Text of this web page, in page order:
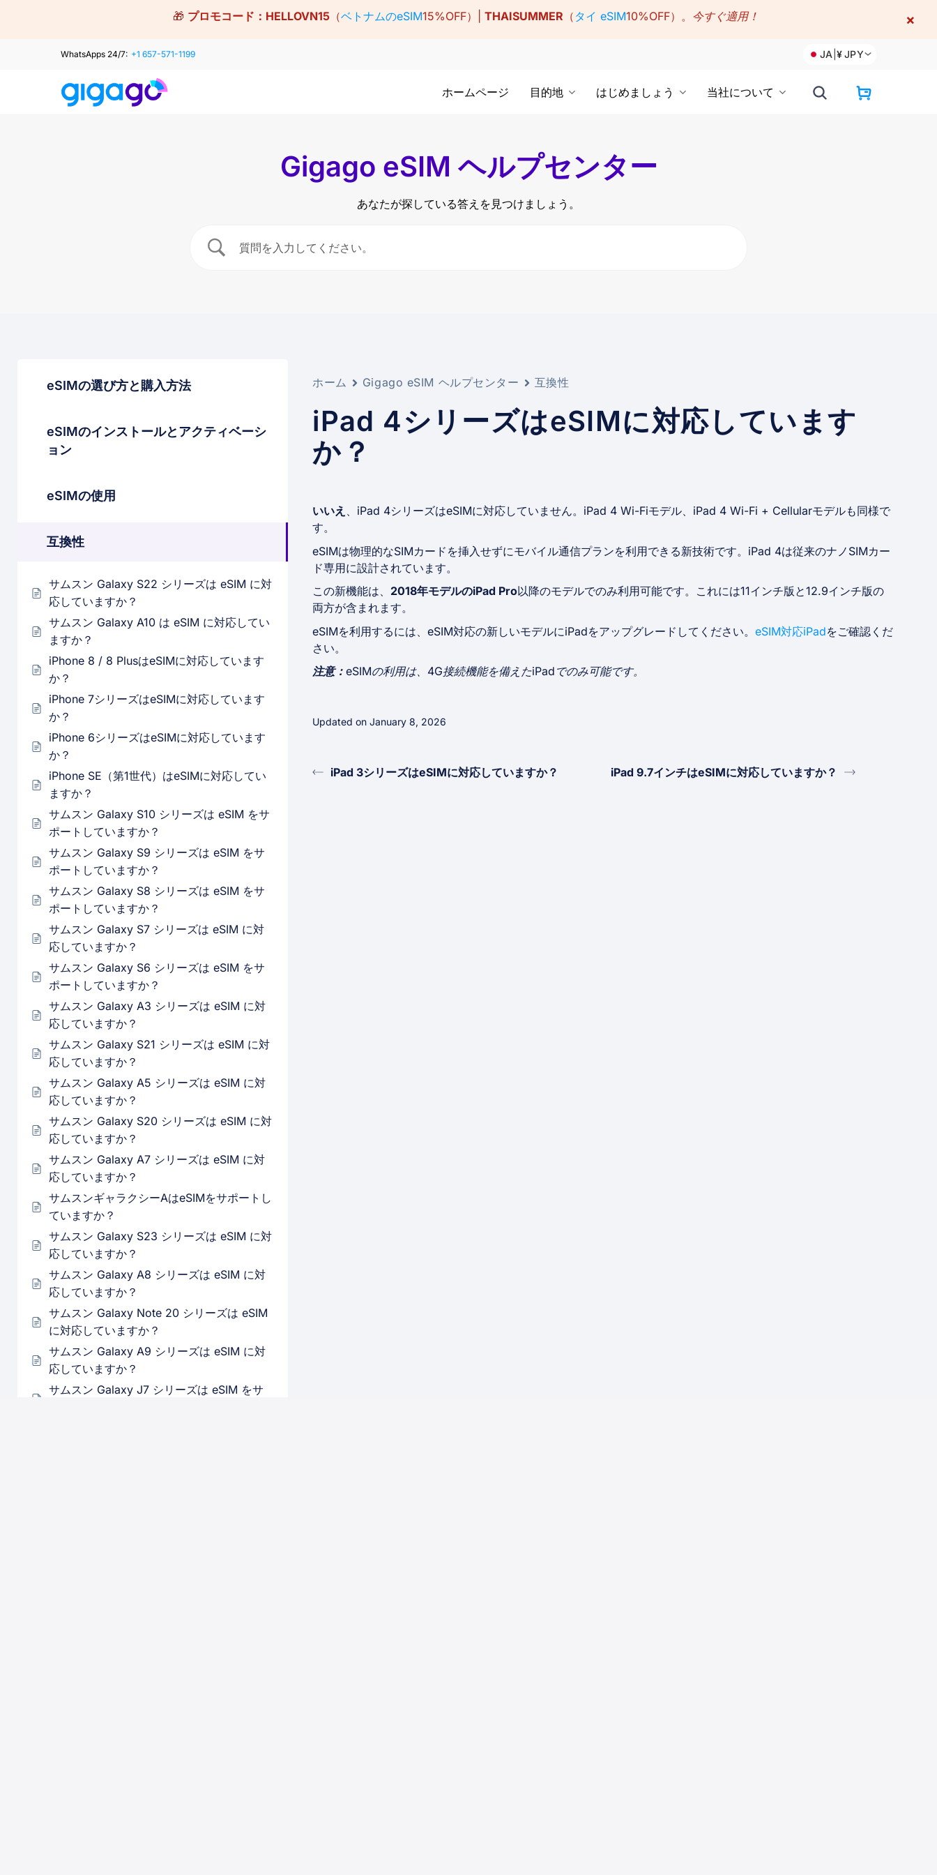
🎁 プロモコード： HELLOVN15（ベトナムのeSIM15%OFF）| THAISUMMER （ タイ eSIM10%OFF）。 今すぐ適用！ ×
WhatsApps 24/7: +1 657-571-1199 JA |¥JPY
ホームページ 目的地 はじめましょう 当社について
Gigago eSIM ヘルプセンター
あなたが探している答えを見つけましょう。
eSIMの選び方と購入方法
eSIMのインストールとアクティベーシ
ョン
eSIMの使用
互換性
サムスン Galaxy S22 シリーズは eSIM に対
応していますか？
サムスン Galaxy A10 は eSIM に対応してい
ますか？
iPhone 8 / 8 PlusはeSIMに対応しています
か？
iPhone 7シリーズはeSIMに対応しています
か？
iPhone 6シリーズはeSIMに対応しています
か？
iPhone SE（第1世代）はeSIMに対応してい
ますか？
サムスン Galaxy S10 シリーズは eSIM をサ
ポートしていますか？
サムスン Galaxy S9 シリーズは eSIM をサ
ポートしていますか？
サムスン Galaxy S8 シリーズは eSIM をサ
ポートしていますか？
サムスン Galaxy S7 シリーズは eSIM に対
応していますか？
サムスン Galaxy S6 シリーズは eSIM をサ
ポートしていますか？
サムスン Galaxy A3 シリーズは eSIM に対
応していますか？
サムスン Galaxy S21 シリーズは eSIM に対
応していますか？
サムスン Galaxy A5 シリーズは eSIM に対
応していますか？
サムスン Galaxy S20 シリーズは eSIM に対
応していますか？
サムスン Galaxy A7 シリーズは eSIM に対
応していますか？
サムスンギャラクシーAはeSIMをサポートし
ていますか？
サムスン Galaxy S23 シリーズは eSIM に対
応していますか？
サムスン Galaxy A8 シリーズは eSIM に対
応していますか？
サムスン Galaxy Note 20 シリーズは eSIM
に対応していますか？
サムスン Galaxy A9 シリーズは eSIM に対
応していますか？
サムスン Galaxy J7 シリーズは eSIM をサ
ホーム Gigago eSIM ヘルプセンター 互換性
iPad 4シリーズはeSIMに対応しています
か？
いいえ 、iPad 4シリーズはeSIMに対応していません。iPad 4 Wi-Fiモデル、iPad 4 Wi-Fi + Cellularモデルも同様で
す。
eSIMは物理的なSIMカードを挿入せずにモバイル通信プランを利用できる新技術です。iPad 4は従来のナノSIMカー
ド専用に設計されています。
この新機能は、 2018年モデルのiPad Pro以降のモデルでのみ利用可能です。これには11インチ版と12.9インチ版の
両方が含まれます。
eSIMを利用するには、eSIM対応の新しいモデルにiPadをアップグレードしてください。eSIM対応iPadをご確認くだ
さい。
注意：eSIMの利用は、4G接続機能を備えたiPadでのみ可能です。
Updated on January 8, 2026
iPad 3シリーズはeSIMに対応していますか？ iPad 9.7インチはeSIMに対応していますか？